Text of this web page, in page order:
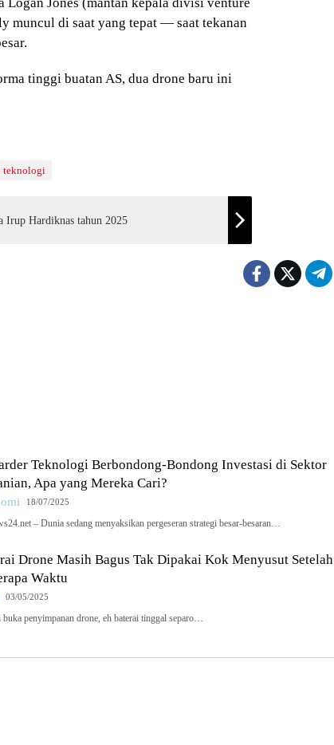
muncul di saat yang tepat — saat tekanan
tinggi buatan AS, dua drone baru ini
teknologi
Irup Hardiknas tahun 2025
Teknologi Berbondong-Bondong Investasi di Sektor
Apa yang Mereka Cari?
18/07/2025
– Dunia sedang menyaksikan pergeseran strategi besar-besaran…
Drone Masih Bagus Tak Dipakai Kok Menyusut Setelah
Waktu
03/05/2025
buka penyimpanan drone, eh baterai tinggal separo…